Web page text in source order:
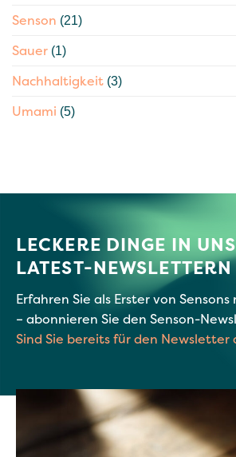
Senson (21)
Sauer (1)
Nachhaltigkeit (3)
Umami (5)
LECKERE DINGE IN
LATEST-NEWSLETTERN
Erfahren Sie als Erster von
– abonnieren Sie den Senson-
Sind Sie bereits für den Newsletter